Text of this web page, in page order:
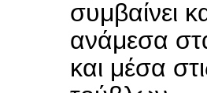
συμβαίνει
ανάμεσα
και μέσα